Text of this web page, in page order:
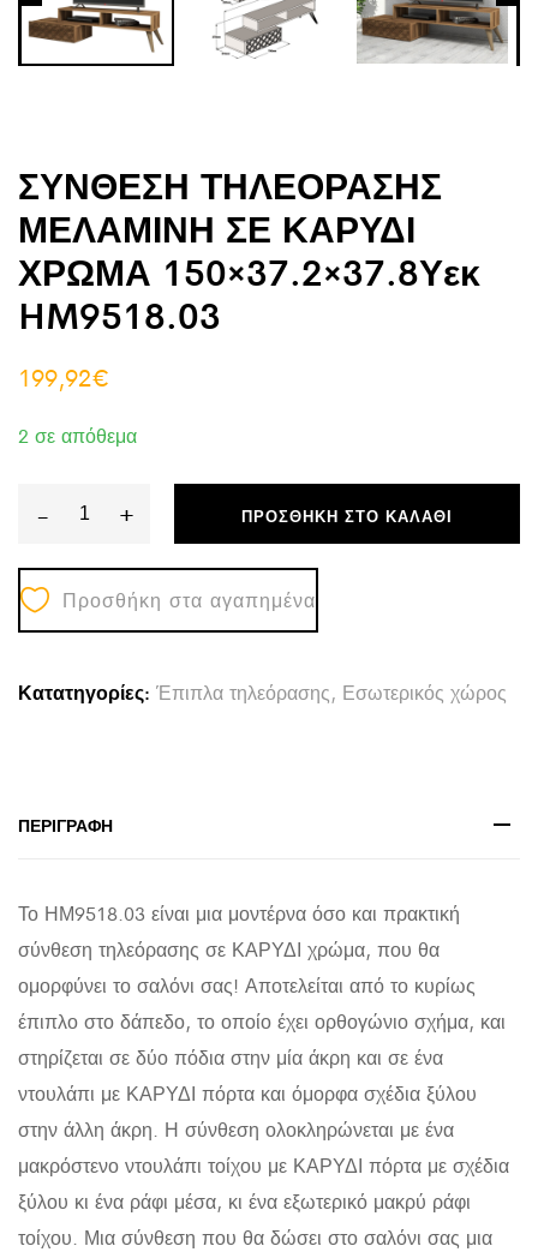
ΣΥΝΘΕΣΗ ΤΗΛΕΟΡΑΣΗΣ
ΜΕΛΑΜΙΝΗ ΣΕ ΚΑΡΥΔΙ
ΧΡΩΜΑ 150×37.2×37.8Υεκ
HM9518.03
199,92€
2 σε απόθεμα
-
ΣΥΝΘΕΣΗ
ΤΗΛΕΟΡΑΣΗΣ
ΜΕΛΑΜΙΝΗ
ΣΕ
ΧΡΩΜΑ
quantity
+ ΠΡΟΣΘΉΚΗ ΣΤΟ ΚΑΛΆΘΙ
Προσθήκη στα αγαπημένα
Κατατηγορίες: Έπιπλα τηλεόρασης, Εσωτερικός χώρος
ΠΕΡΙΓΡΑΦΉ
Το ΗΜ9518.03 είναι μια μοντέρνα όσο και πρακτική
σύνθεση τηλεόρασης σε ΚΑΡΥΔΙ χρώμα, που θα
ομορφύνει το σαλόνι σας! Αποτελείται από το κυρίως
έπιπλο στο δάπεδο, το οποίο έχει ορθογώνιο σχήμα, και
στηρίζεται σε δύο πόδια στην μία άκρη και σε ένα
ντουλάπι με ΚΑΡΥΔΙ πόρτα και όμορφα σχέδια ξύλου
στην άλλη άκρη. Η σύνθεση ολοκληρώνεται με ένα
μακρόστενο ντουλάπι τοίχου με ΚΑΡΥΔΙ πόρτα με σχέδια
ξύλου κι ένα ράφι μέσα, κι ένα εξωτερικό μακρύ ράφι
τοίχου. Μια σύνθεση που θα δώσει στο σαλόνι σας μια